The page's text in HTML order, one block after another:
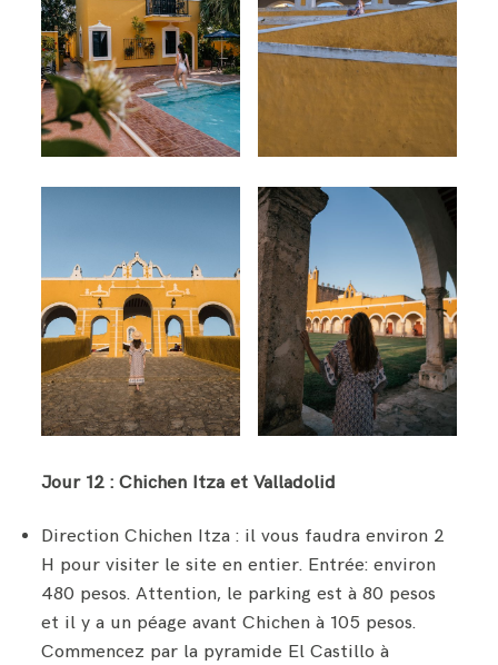
Jour 12 : Chichen Itza et Valladolid
Direction Chichen Itza : il vous faudra environ 2
H pour visiter le site en entier. Entrée: environ
480 pesos. Attention, le parking est à 80 pesos
et il y a un péage avant Chichen à 105 pesos.
Commencez par la pyramide El Castillo à